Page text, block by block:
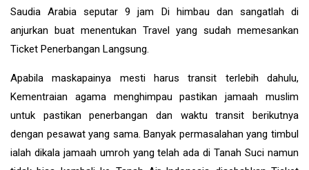
Saudia Arabia seputar 9 jam Di himbau dan sangatlah di
anjurkan buat menentukan Travel yang sudah memesankan
Ticket Penerbangan Langsung.
Apabila maskapainya mesti harus transit terlebih dahulu,
Kementraian agama menghimpau pastikan jamaah muslim
untuk pastikan penerbangan dan waktu transit berikutnya
dengan pesawat yang sama. Banyak permasalahan yang timbul
ialah dikala jamaah umroh yang telah ada di Tanah Suci namun